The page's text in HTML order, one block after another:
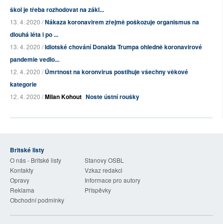
škol je třeba rozhodovat na zákl...
13. 4. 2020 /Nákaza koronavirem zřejmě poškozuje organismus na
dlouhá léta i po ...
13. 4. 2020 /Idiotské chování Donalda Trumpa ohledně koronavirové
pandemie vedlo...
12. 4. 2020 /Úmrtnost na koronvirus postihuje všechny věkové
kategorie
12. 4. 2020 /Milan Kohout Noste ústní roušky
Britské listy
O nás - Britské listy
Stanovy OSBL
Kontakty
Vzkaz redakci
Opravy
Informace pro autory
Reklama
Příspěvky
Obchodní podmínky